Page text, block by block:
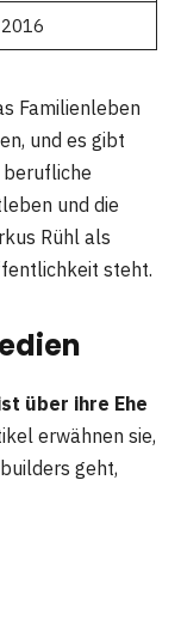
Familienleben
und es gibt
berufliche
und die
Rühl als
steht.
über ihre Ehe
erwähnen sie,
geht,